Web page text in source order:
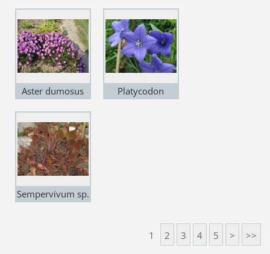
Aster dumosus
Platycodon
Sempervivum sp.
1 2 3 4 5 > >>